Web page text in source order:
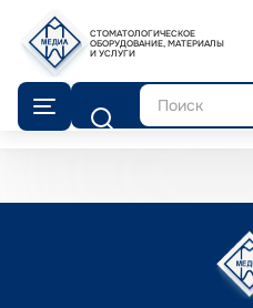
СТОМАТОЛОГИЧЕСКОЕ
ОБОРУДОВАНИЕ, МАТЕРИАЛЫ
И УСЛУГИ
Поиск